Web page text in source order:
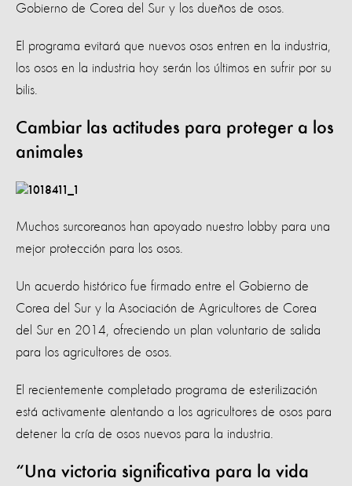
Gobierno de Corea del Sur y los dueños de osos.
El programa evitará que nuevos osos entren en la industria,
los osos en la industria hoy serán los últimos en sufrir por su
bilis.
Cambiar las actitudes para proteger a los
animales
Muchos surcoreanos han apoyado nuestro lobby para una
mejor protección para los osos.
Un acuerdo histórico fue firmado entre el Gobierno de
Corea del Sur y la Asociación de Agricultores de Corea
del Sur en 2014, ofreciendo un plan voluntario de salida
para los agricultores de osos.
El recientemente completado programa de esterilización
está activamente alentando a los agricultores de osos para
detener la cría de osos nuevos para la industria.
“Una victoria significativa para la vida